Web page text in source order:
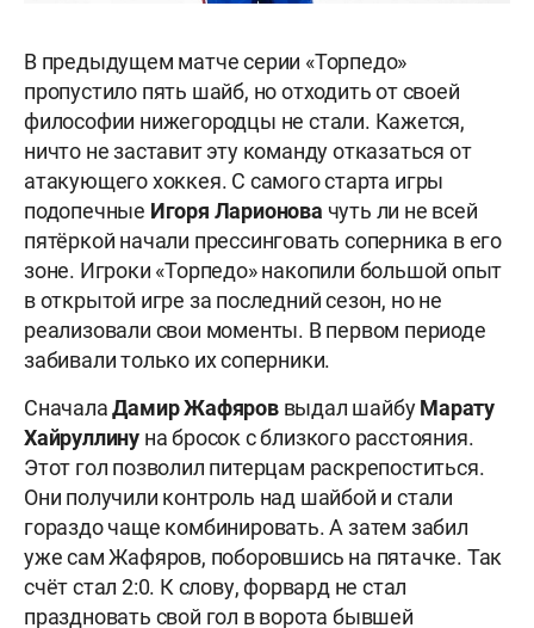
В предыдущем матче серии «Торпедо»
пропустило пять шайб, но отходить от своей
философии нижегородцы не стали. Кажется,
ничто не заставит эту команду отказаться от
атакующего хоккея. С самого старта игры
подопечные Игоря Ларионова чуть ли не всей
пятёркой начали прессинговать соперника в его
зоне. Игроки «Торпедо» накопили большой опыт
в открытой игре за последний сезон, но не
реализовали свои моменты. В первом периоде
забивали только их соперники.
СначалаДамирЖафяров выдал шайбуМарату
Хайруллину на бросок с близкого расстояния.
Этот гол позволил питерцам раскрепоститься.
Они получили контроль над шайбой и стали
гораздо чаще комбинировать. А затем забил
уже сам Жафяров, поборовшись на пятачке. Так
счёт стал 2:0. К слову, форвард не стал
праздновать свой гол в ворота бывшей